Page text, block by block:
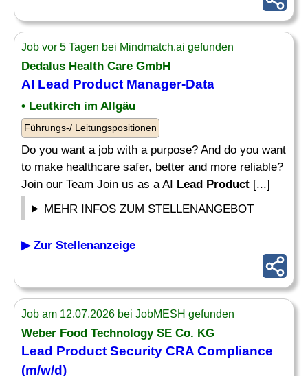
Job vor 5 Tagen bei Mindmatch.ai gefunden
Dedalus Health Care GmbH
AI Lead Product Manager-Data
• Leutkirch im Allgäu
Führungs-/ Leitungspositionen
Do you want a job with a purpose? And do you want
to make healthcare safer, better and more reliable?
Join our Team Join us as a AI Lead Product [...]
MEHR INFOS ZUM STELLENANGEBOT
▶ Zur Stellenanzeige
Job am 12.07.2026 bei JobMESH gefunden
Weber Food Technology SE Co. KG
Lead Product Security CRA Compliance
(m/w/d)